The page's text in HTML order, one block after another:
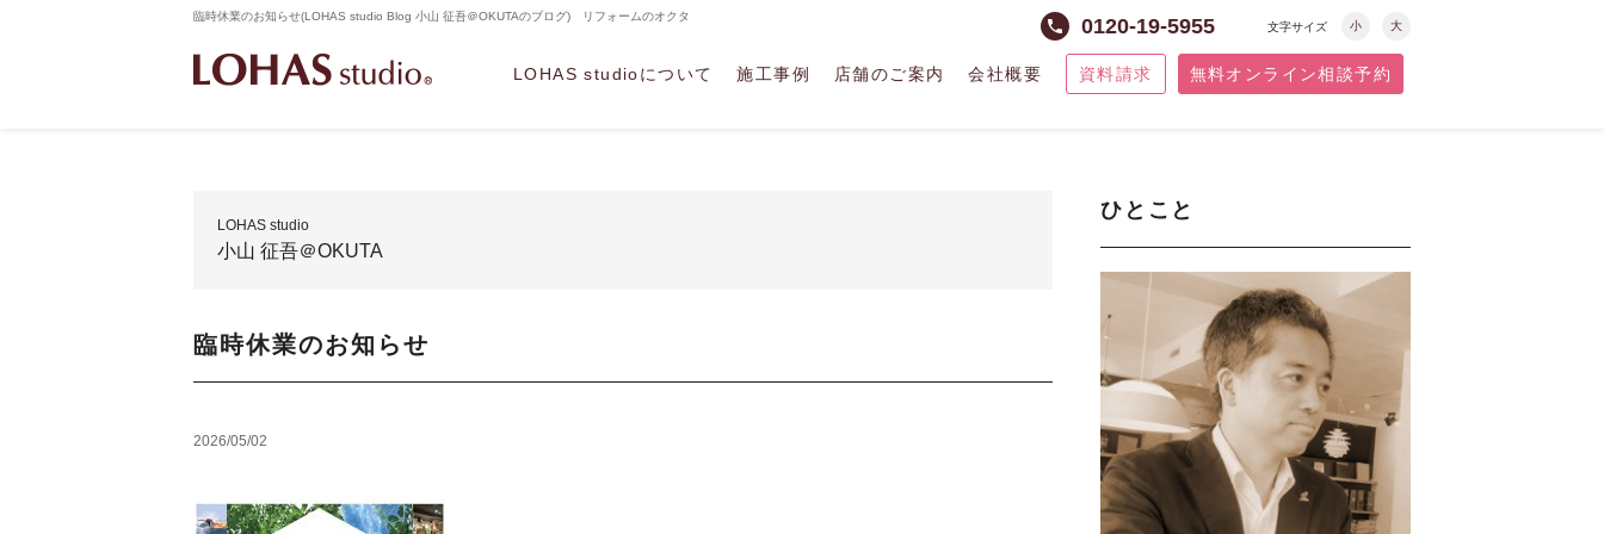
臨時休業のお知らせ(LOHAS studio Blog 小山 征吾＠OKUTAのブログ) リフォームのオクタ
phone 0120-19-5955 文字サイズ 小 大
LOHAS studioについて 施工事例 店舗のご案内 会社概要 資料請求 無料オンライン相談予約
LOHAS studio
小山 征吾＠OKUTA
臨時休業のお知らせ
2026/05/02
ひとこと